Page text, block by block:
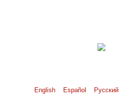
English Español Pусский